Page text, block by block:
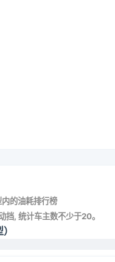
的油耗排行榜
挡, 统计车主数不少于20。